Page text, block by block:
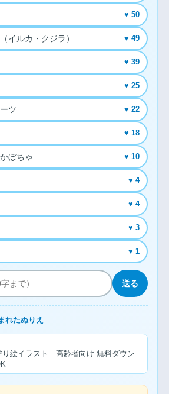
♥ 50
イルカ・クジラ） ♥ 49
♥ 39
♥ 25
ツ ♥ 22
♥ 18
ぼちゃ ♥ 10
♥ 4
♥ 4
♥ 3
♥ 1
送る
れたぬりえ
絵イラスト｜高齢者向け 無料ダウン